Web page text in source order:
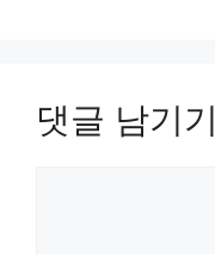
댓글 남기기